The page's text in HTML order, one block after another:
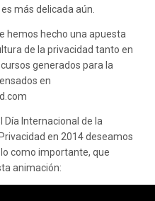
más delicada aún.
hemos hecho una apuesta
de la privacidad tanto en
generados para la
en
Día Internacional de la
en 2014 deseamos
como importante, que
animación: